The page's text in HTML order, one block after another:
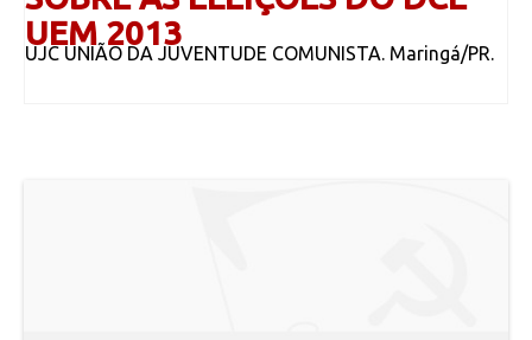
UEM 2013
UJC UNIÃO DA JUVENTUDE COMUNISTA. Maringá/PR.